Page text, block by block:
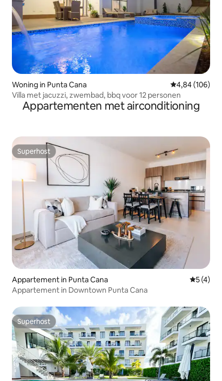
Woning in Punta Cana Gemiddelde
4,84 (106)
Villa met jacuzzi, zwembad, bbq voor 12 personen
Appartementen met airconditioning
Superhost
Superhost
Appartement in Punta Cana
5 (4)
Appartement in Downtown Punta Cana
Superhost
Superhost